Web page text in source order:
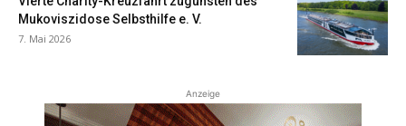
Mukoviszidose Selbsthilfe e. V.
7. Mai 2026
Anzeige